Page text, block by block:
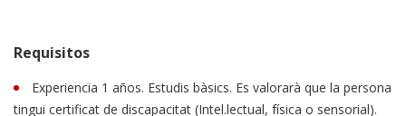
Requisitos
Experiencia 1 años. Estudis bàsics. Es valorarà que la persona
tingui certificat de discapacitat (Intel.lectual, física o sensorial).